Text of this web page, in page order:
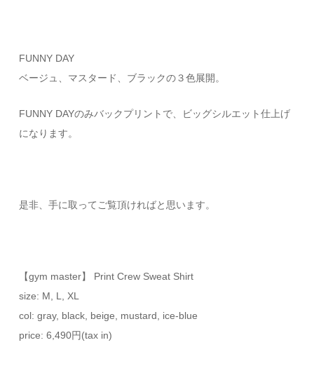
FUNNY DAY
ベージュ、マスタード、ブラックの３色展開。
FUNNY DAYのみバックプリントで、ビッグシルエット仕上げ
になります。
是非、手に取ってご覧頂ければと思います。
【gym master】 Print Crew Sweat Shirt
size: M, L, XL
col: gray, black, beige, mustard, ice-blue
price: 6,490円(tax in)